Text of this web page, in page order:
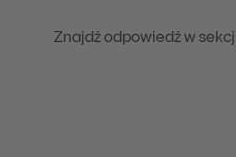
Znajdź odpowiedź w sekcji